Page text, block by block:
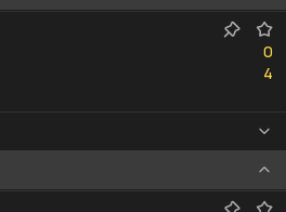
0
0
4
4